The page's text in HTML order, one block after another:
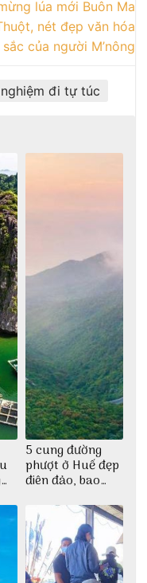
lúa mới Buôn Ma
nét đẹp văn hóa
của người M’nông
đi tự túc
5 cung đường
phượt ở Huế đẹp
điên đảo, bao
dịch